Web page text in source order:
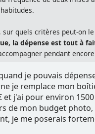
quels critères peut-on
la dépense est tout à
pendant
je pouvais
je remplace mon
et j'ai pour environ
de mon budget photo,
je me poserais